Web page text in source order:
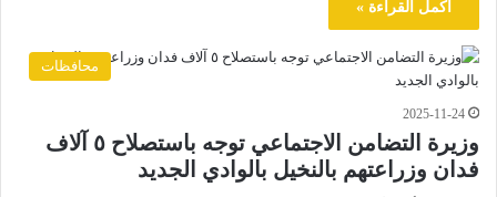
أكمل القراءة »
محافظات
2025-11-24
وزيرة التضامن الاجتماعي توجه باستصلاح ٥ آلاف
فدان وزراعتهم بالنخيل بالوادي الجديد